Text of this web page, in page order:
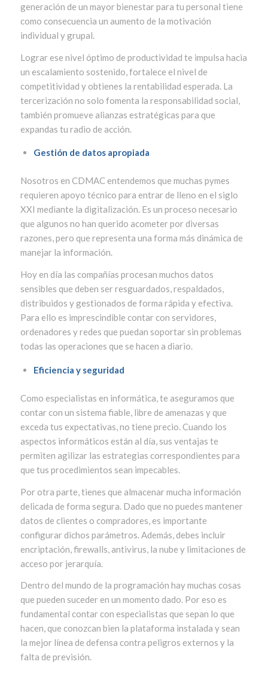
generación de un mayor bienestar para tu personal tiene
como consecuencia un aumento de la motivación
individual y grupal.
Lograr ese nivel óptimo de productividad te impulsa hacia
un escalamiento sostenido, fortalece el nivel de
competitividad y obtienes la rentabilidad esperada. La
tercerización no solo fomenta la responsabilidad social,
también promueve alianzas estratégicas para que
expandas tu radio de acción.
Gestión de datos apropiada
Nosotros en CDMAC entendemos que muchas pymes
requieren apoyo técnico para entrar de lleno en el siglo
XXI mediante la digitalización. Es un proceso necesario
que algunos no han querido acometer por diversas
razones, pero que representa una forma más dinámica de
manejar la información.
Hoy en día las compañías procesan muchos datos
sensibles que deben ser resguardados, respaldados,
distribuidos y gestionados de forma rápida y efectiva.
Para ello es imprescindible contar con servidores,
ordenadores y redes que puedan soportar sin problemas
todas las operaciones que se hacen a diario.
Eficiencia y seguridad
Como especialistas en informática, te aseguramos que
contar con un sistema fiable, libre de amenazas y que
exceda tus expectativas, no tiene precio. Cuando los
aspectos informáticos están al día, sus ventajas te
permiten agilizar las estrategias correspondientes para
que tus procedimientos sean impecables.
Por otra parte, tienes que almacenar mucha información
delicada de forma segura. Dado que no puedes mantener
datos de clientes o compradores, es importante
configurar dichos parámetros. Además, debes incluir
encriptación, firewalls, antivirus, la nube y limitaciones de
acceso por jerarquía.
Dentro del mundo de la programación hay muchas cosas
que pueden suceder en un momento dado. Por eso es
fundamental contar con especialistas que sepan lo que
hacen, que conozcan bien la plataforma instalada y sean
la mejor línea de defensa contra peligros externos y la
falta de previsión.